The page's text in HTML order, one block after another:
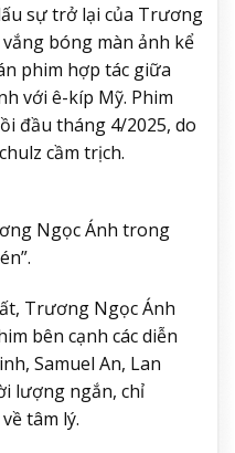
sự trở lại của Trương
bóng màn ảnh kể
phim hợp tác giữa
với ê-kíp Mỹ. Phim
đầu tháng 4/2025, do
cầm trịch.
Ngọc Ánh trong
Trương Ngọc Ánh
bên cạnh các diễn
Samuel An, Lan
lượng ngắn, chỉ
tâm lý.